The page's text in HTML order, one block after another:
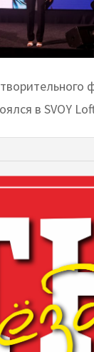
в SVOY